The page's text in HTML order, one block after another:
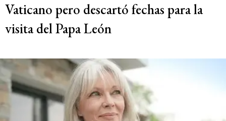
Vaticano pero descartó fechas para la
visita del Papa León